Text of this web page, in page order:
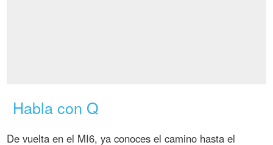
Habla con Q
De vuelta en el MI6, ya conoces el camino hasta el